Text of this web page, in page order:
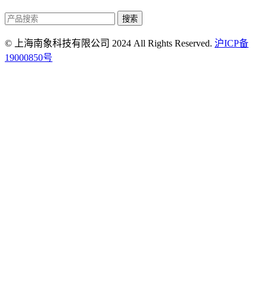
搜索
© 上海南象科技有限公司 2024 All Rights Reserved. 沪ICP备
19000850号